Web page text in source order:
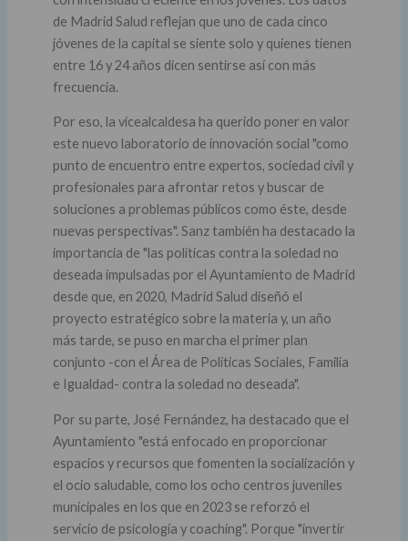
de Madrid Salud reflejan que uno de cada cinco
jóvenes de la capital se siente solo y quienes tienen
entre 16 y 24 años dicen sentirse así con más
frecuencia.
Por eso, la vicealcaldesa ha querido poner en valor
este nuevo laboratorio de innovación social "como
punto de encuentro entre expertos, sociedad civil y
profesionales para afrontar retos y buscar de
soluciones a problemas públicos como éste, desde
nuevas perspectivas". Sanz también ha destacado la
importancia de "las políticas contra la soledad no
deseada impulsadas por el Ayuntamiento de Madrid
desde que, en 2020, Madrid Salud diseñó el
proyecto estratégico sobre la materia y, un año
más tarde, se puso en marcha el primer plan
conjunto -con el Área de Políticas Sociales, Familia
e Igualdad- contra la soledad no deseada".
Por su parte, José Fernández, ha destacado que el
Ayuntamiento "está enfocado en proporcionar
espacios y recursos que fomenten la socialización y
el ocio saludable, como los ocho centros juveniles
municipales en los que en 2023 se reforzó el
servicio de psicología y coaching". Porque "invertir